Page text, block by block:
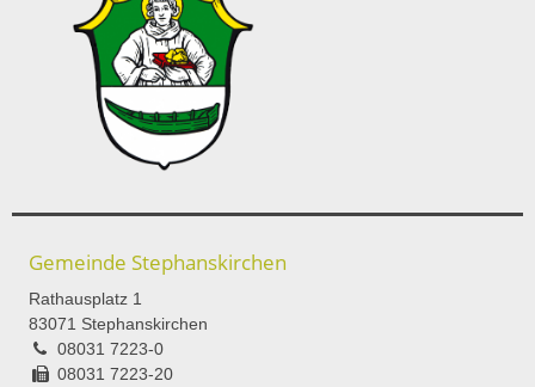
Gemeinde Stephanskirchen
Rathausplatz 1
83071 Stephanskirchen
08031 7223-0
08031 7223-20